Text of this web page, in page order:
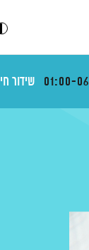
01:00- שידור חי